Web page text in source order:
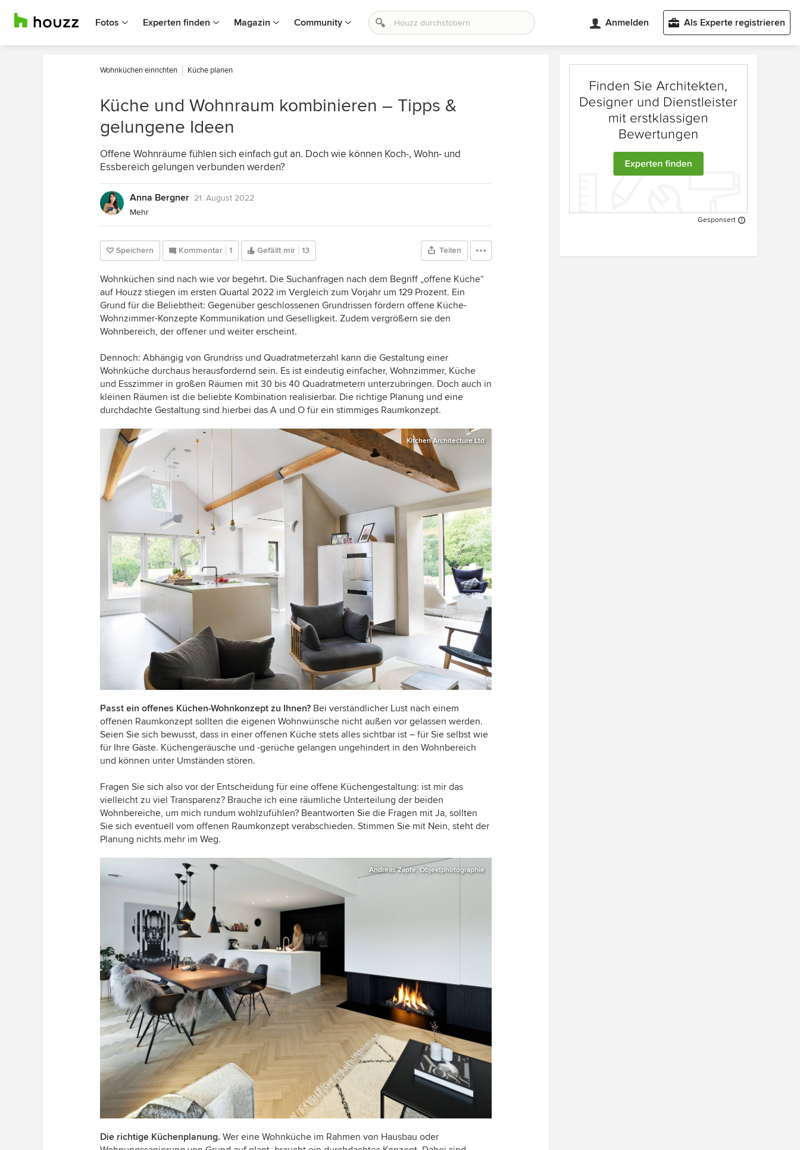
Fotos Experten finden Magazin Community Anmelden Als Experte registrieren
Wohnküchen einrichten Küche planen
Küche und Wohnraum kombinieren – Tipps &
gelungene Ideen
Offene Wohnräume fühlen sich einfach gut an. Doch wie können Koch-, Wohn- und
Essbereich gelungen verbunden werden?
Anna Bergner 21. August 2022
Mehr
Speichern Kommentar 1 Gefällt mir 13 Teilen
Wohnküchen sind nach wie vor begehrt. Die Suchanfragen nach dem Begriff „offene Küche“
auf Houzz stiegen im ersten Quartal 2022 im Vergleich zum Vorjahr um 129 Prozent. Ein
Grund für die Beliebtheit: Gegenüber geschlossenen Grundrissen fördern offene Küche-
Wohnzimmer-Konzepte Kommunikation und Geselligkeit. Zudem vergrößern sie den
Wohnbereich, der offener und weiter erscheint.
Dennoch: Abhängig von Grundriss und Quadratmeterzahl kann die Gestaltung einer
Wohnküche durchaus herausfordernd sein. Es ist eindeutig einfacher, Wohnzimmer, Küche
und Esszimmer in großen Räumen mit 30 bis 40 Quadratmetern unterzubringen. Doch auch in
kleinen Räumen ist die beliebte Kombination realisierbar. Die richtige Planung und eine
durchdachte Gestaltung sind hierbei das A und O für ein stimmiges Raumkonzept.
Kitchen Architecture Ltd
Passt ein offenes Küchen-Wohnkonzept zu Ihnen? Bei verständlicher Lust nach einem
offenen Raumkonzept sollten die eigenen Wohnwünsche nicht außen vor gelassen werden.
Seien Sie sich bewusst, dass in einer offenen Küche stets alles sichtbar ist – für Sie selbst wie
für Ihre Gäste. Küchengeräusche und -gerüche gelangen ungehindert in den Wohnbereich
und können unter Umständen stören.
Fragen Sie sich also vor der Entscheidung für eine offene Küchengestaltung: ist mir das
vielleicht zu viel Transparenz? Brauche ich eine räumliche Unterteilung der beiden
Wohnbereiche, um mich rundum wohlzufühlen? Beantworten Sie die Fragen mit Ja, sollten
Sie sich eventuell vom offenen Raumkonzept verabschieden. Stimmen Sie mit Nein, steht der
Planung nichts mehr im Weg.
Andreas Zapfe, Objektphotographie
Die richtige Küchenplanung. Wer eine Wohnküche im Rahmen von Hausbau oder
Gesponsert